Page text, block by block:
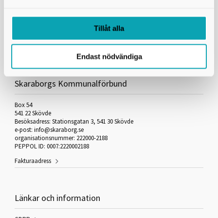
Tillåt alla
Endast nödvändiga
Läs merhär
Skriv ut
Skaraborgs Kommunalförbund
Box 54
541 22 Skövde
Besöksadress: Stationsgatan 3, 541 30 Skövde
e-post: info@skaraborg.se
organisationsnummer: 222000-2188
PEPPOL ID: 0007:2220002188
Fakturaadress
Länkar och information